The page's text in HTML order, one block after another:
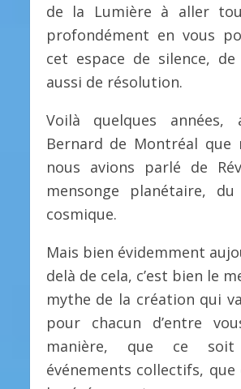
de la Lumière à aller
profondément en vous
cet espace de silence,
aussi de résolution.
Voilà quelques années,
Bernard de Montréal que
nous avions parlé de
mensonge planétaire, du
cosmique.
Mais bien évidemment
delà de cela, c’est bien le
mythe de la création qui
pour chacun d’entre
manière, que ce
événements collectifs,